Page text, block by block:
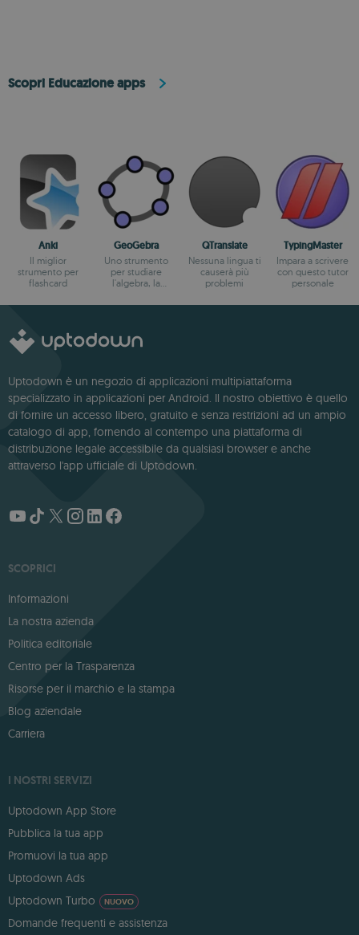
Scopri Educazione apps
Anki
Il miglior
strumento per
flashcard
GeoGebra
Uno strumento
per studiare
l'algebra, la
calcolo
QTranslate
Nessuna lingua ti
causerà più
problemi
TypingMaster
Impara a scrivere
con questo tutor
personale
Uptodown è un negozio di applicazioni multipiattaforma
specializzato in applicazioni per Android. Il nostro obiettivo è quello
di fornire un accesso libero, gratuito e senza restrizioni ad un ampio
catalogo di app, fornendo al contempo una piattaforma di
distribuzione legale accessibile da qualsiasi browser e anche
attraverso l'app ufficiale di Uptodown.
SCOPRICI
Informazioni
La nostra azienda
Politica editoriale
Centro per la Trasparenza
Risorse per il marchio e la stampa
Blog aziendale
Carriera
I NOSTRI SERVIZI
Uptodown App Store
Pubblica la tua app
Promuovi la tua app
Uptodown Ads
Uptodown Turbo
NUOVO
Domande frequenti e assistenza